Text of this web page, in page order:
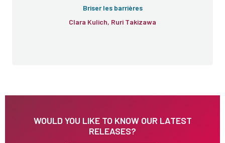
Briser les barrières
Clara Kulich, Ruri Takizawa
WOULD YOU LIKE TO KNOW OUR LATEST
RELEASES?